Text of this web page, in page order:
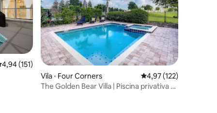
de uma avaliação média de 5, 151 avaliações
4,94 (151)
Vila ⋅ Four Corners 4,97 de uma avaliação
4,97 (122)
The Golden Bear Villa | Piscina privativa e